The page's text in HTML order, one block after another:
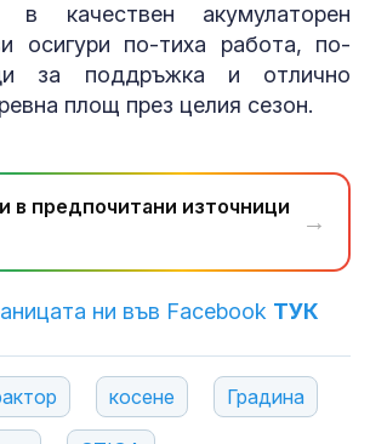
в качествен акумулаторен
осигури по-тиха работа, по-
за поддръжка и отлично
площ през целия сезон.
в предпочитани източници
→
ни във Facebook ТУК
косене Градина